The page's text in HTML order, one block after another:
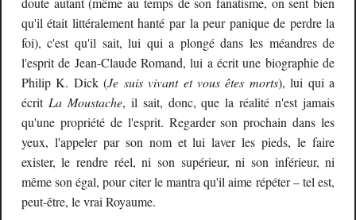
qu'il était littéralement hanté par la peur panique de perdre la
foi), c'est qu'il sait, lui qui a plongé dans les méandres de
l'esprit de Jean-Claude Romand, lui a écrit une biographie de
Philip K. Dick (Je suis vivant et vous êtes morts), lui qui a
écrit La Moustache, il sait, donc, que la réalité n'est jamais
qu'une propriété de l'esprit. Regarder son prochain dans les
yeux, l'appeler par son nom et lui laver les pieds, le faire
exister, le rendre réel, ni son supérieur, ni son inférieur, ni
même son égal, pour citer le mantra qu'il aime répéter – tel est,
peut-être, le vrai Royaume.